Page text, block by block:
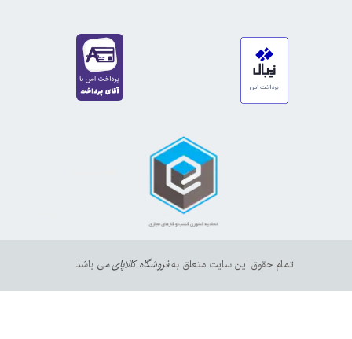
تمام حقوق این سایت متعلق بهفروشگاه کالاپای می باشد.